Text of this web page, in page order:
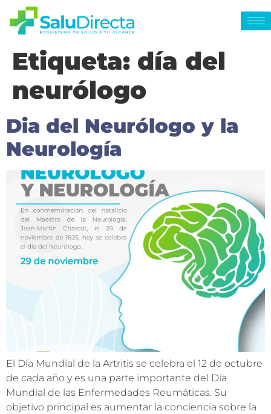
Etiqueta: día del
neurólogo
Dia del Neurólogo y la
Neurología
El Día Mundial de la Artritis se celebra el 12 de octubre
de cada año y es una parte importante del Día
Mundial de las Enfermedades Reumáticas. Su
objetivo principal es aumentar la conciencia sobre la